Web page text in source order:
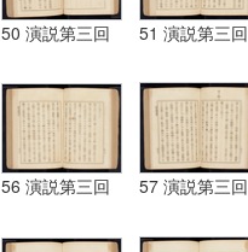
50 演説第三回 51 演説第三回
56 演説第三回 57 演説第三回